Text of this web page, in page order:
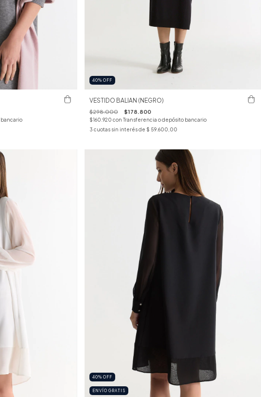
40% OFF
VESTIDO BALIAN (NEGRO)
$298.000 $178.800
$160.920 con Transferencia o depósito bancario
3 cuotas sin interés de $ 59.600,00
40% OFF
ENVÍO GRATIS